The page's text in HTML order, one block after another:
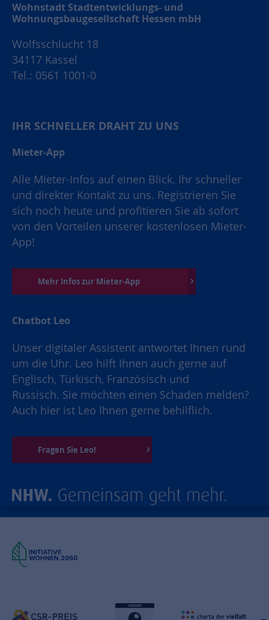
Wohnstadt Stadtentwicklungs- und
Wohnungsbaugesellschaft Hessen mbH
Wolfsschlucht 18
34117 Kassel
Tel.: 0561 1001-0
IHR SCHNELLER DRAHT ZU UNS
Mieter-App
Alle Mieter-Infos auf einen Blick. Ihr schneller
und direkter Kontakt zu uns. Registrieren Sie
sich noch heute und profitieren Sie ab sofort
von den Vorteilen unserer kostenlosen Mieter-
App!
Mehr Infos zur Mieter-App
Chatbot Leo
Unser digitaler Assistent antwortet Ihnen rund
um die Uhr. Leo hilft Ihnen auch gerne auf
Englisch, Türkisch, Französisch und
Russisch. Sie möchten einen Schaden melden?
Auch hier ist Leo Ihnen gerne behilflich.
Fragen Sie Leo!